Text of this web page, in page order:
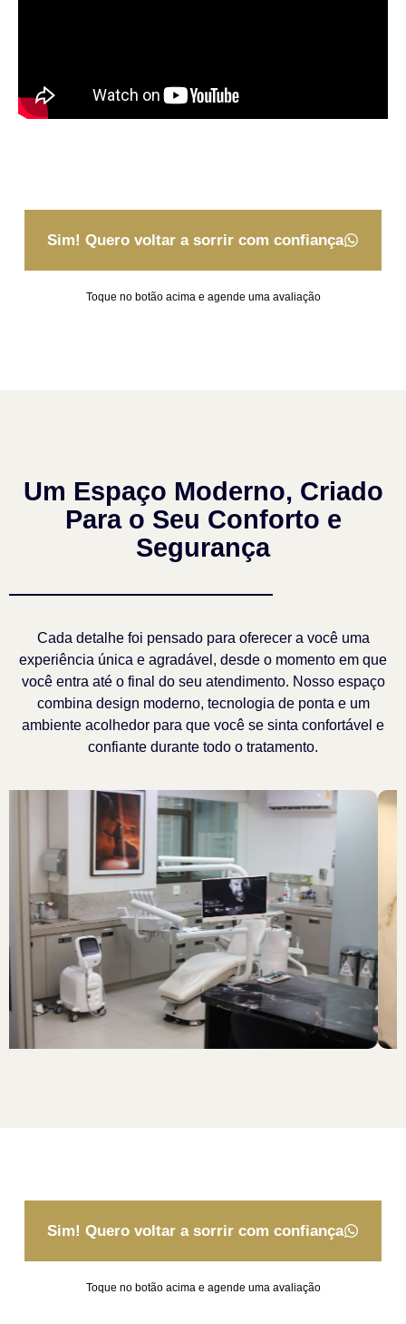
Sim! Quero voltar a sorrir com confiança
Toque no botão acima e agende uma avaliação
Um Espaço Moderno, Criado
Para o Seu Conforto e
Segurança
Cada detalhe foi pensado para oferecer a você uma
experiência única e agradável, desde o momento em que
você entra até o final do seu atendimento. Nosso espaço
combina design moderno, tecnologia de ponta e um
ambiente acolhedor para que você se sinta confortável e
confiante durante todo o tratamento.
Sim! Quero voltar a sorrir com confiança
Toque no botão acima e agende uma avaliação